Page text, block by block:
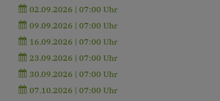
02.09.2026 | 07:00 Uhr
09.09.2026 | 07:00 Uhr
16.09.2026 | 07:00 Uhr
23.09.2026 | 07:00 Uhr
30.09.2026 | 07:00 Uhr
07.10.2026 | 07:00 Uhr